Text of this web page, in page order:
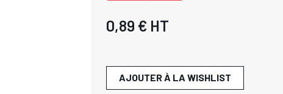
0,89 € HT
AJOUTER À LA WISHLIST